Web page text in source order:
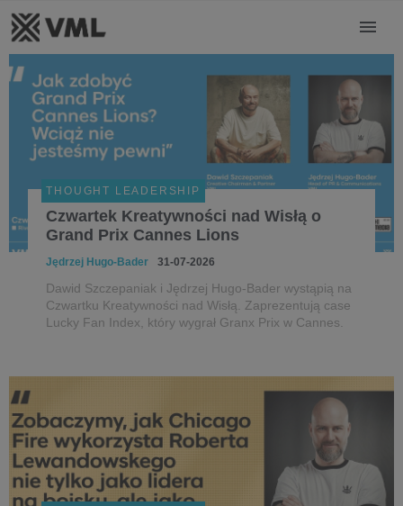
THOUGHT LEADERSHIP
Czwartek Kreatywności nad Wisłą o
Grand Prix Cannes Lions
Jędrzej Hugo-Bader 31-07-2026
Dawid Szczepaniak i Jędrzej Hugo-Bader wystąpią na
Czwartku Kreatywności nad Wisłą. Zaprezentują case
Lucky Fan Index, który wygrał Granx Prix w Cannes.